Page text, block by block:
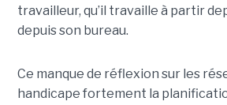
travailleur, qu’il travaille à partir
depuis son bureau.
Ce manque de réflexion sur les
handicape fortement la